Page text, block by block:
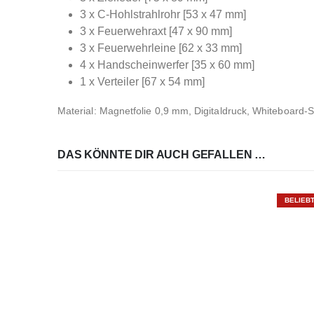
3 x C-Hohlstrahlrohr [53 x 47 mm]
3 x Feuerwehraxt [47 x 90 mm]
3 x Feuerwehrleine [62 x 33 mm]
4 x Handscheinwerfer [35 x 60 mm]
1 x Verteiler [67 x 54 mm]
Material: Magnetfolie 0,9 mm, Digitaldruck, Whiteboard-
DAS KÖNNTE DIR AUCH GEFALLEN …
BELIEBT